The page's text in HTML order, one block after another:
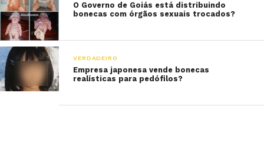
O Governo de Goiás está distribuindo
bonecas com órgãos sexuais trocados?
VERDADEIRO
Empresa japonesa vende bonecas
realísticas para pedófilos?